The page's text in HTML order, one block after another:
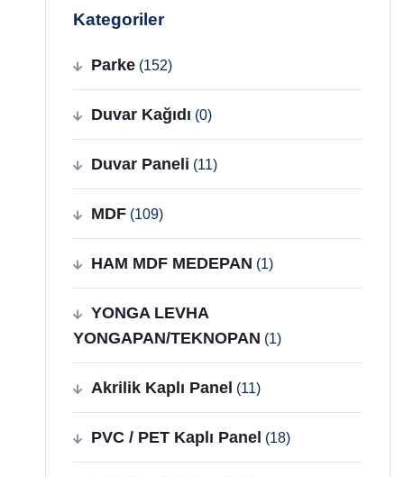
Kategoriler
Parke (152)
Duvar Kağıdı (0)
Duvar Paneli (11)
MDF (109)
HAM MDF MEDEPAN (1)
YONGA LEVHA
YONGAPAN/TEKNOPAN (1)
Akrilik Kaplı Panel (11)
PVC / PET Kaplı Panel (18)